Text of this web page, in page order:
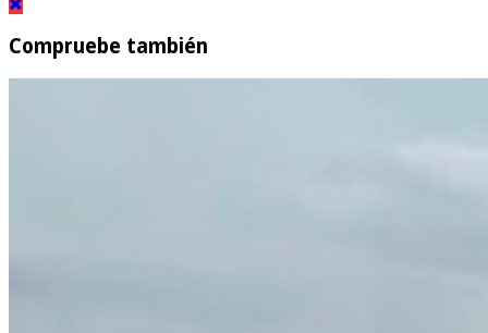
Compruebe también